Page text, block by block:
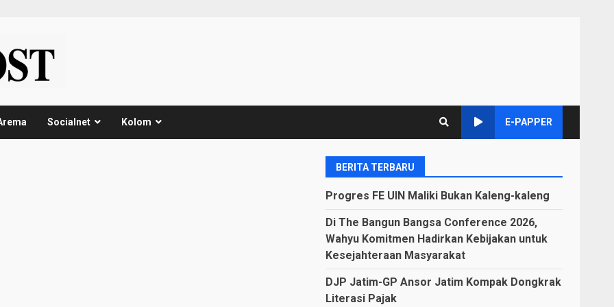
Socialnet Kolom E-PAPPER
BERITA TERBARU
Progres FE UIN Maliki Bukan Kaleng-kaleng
Di The Bangun Bangsa Conference 2026,
Wahyu Komitmen Hadirkan Kebijakan untuk
Kesejahteraan Masyarakat
DJP Jatim-GP Ansor Jatim Kompak Dongkrak
Literasi Pajak